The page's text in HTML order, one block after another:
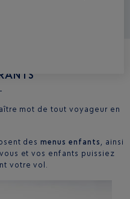
mot de tout voyageur en
desmenus enfants , ainsi
et vos enfants puissiez
votre vol.